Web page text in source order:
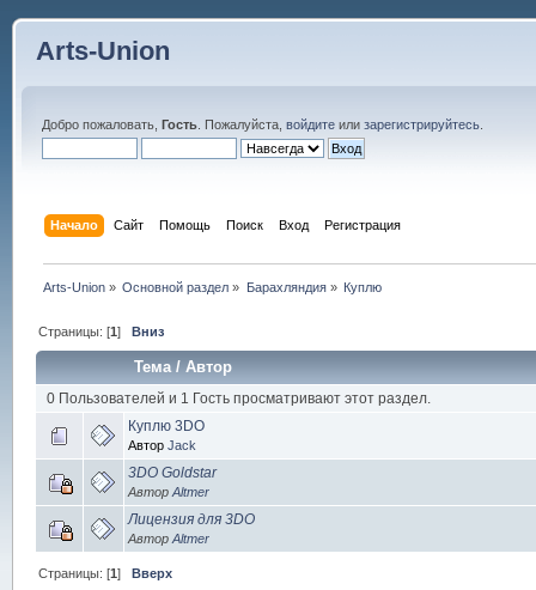
Arts-Union
Добро пожаловать, Гость. Пожалуйста, войдитеили зарегистрируйтесь.
Начало Сайт Помощь Поиск Вход Регистрация
Arts-Union » Основной раздел » Барахляндия» Куплю
Страницы: [1]Вниз
Тема/ Автор
0 Пользователей и 1 Гость просматривают этот раздел.
Куплю 3DO
Автор Jack
3DO Goldstar
Автор Altmer
Лицензия для 3DO
Автор Altmer
Страницы: [1]Вверх